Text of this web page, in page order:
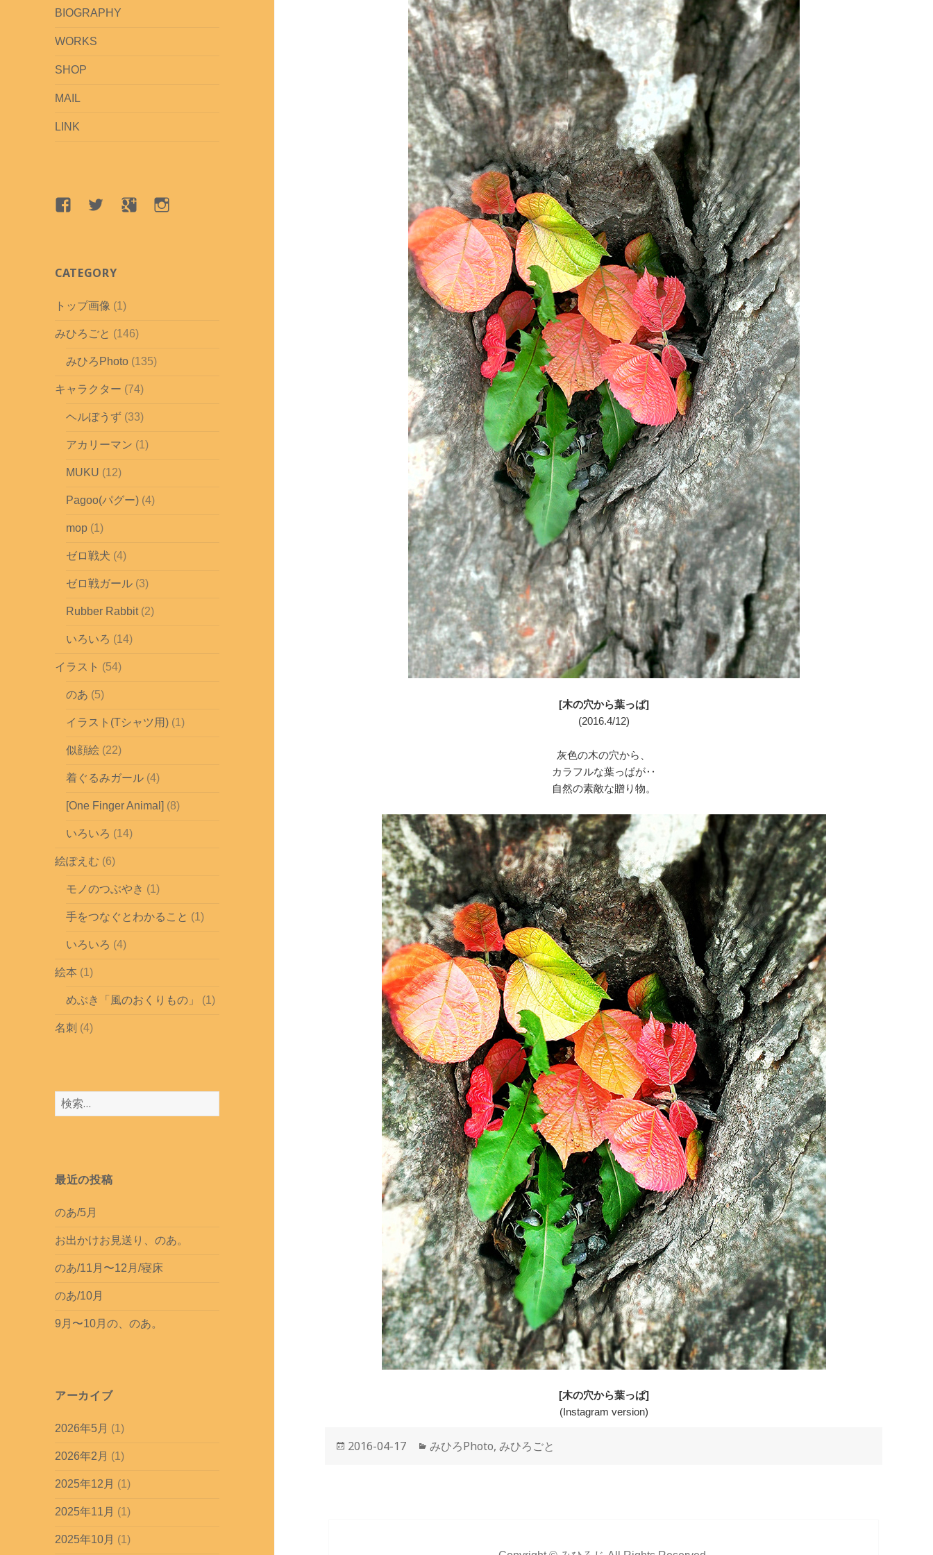
BIOGRAPHY
WORKS
SHOP
MAIL
LINK
FacebookTwitter google+Instagram
CATEGORY
トップ画像 (1)
みひろごと (146)
みひろPhoto (135)
キャラクター (74)
ヘルぼうず (33)
アカリーマン (1)
MUKU (12)
Pagoo(パグー) (4)
mop (1)
ゼロ戦犬 (4)
ゼロ戦ガール (3)
Rubber Rabbit(2)
いろいろ (14)
イラスト (54)
のあ (5)
イラスト(Tシャツ用) (1)
似顔絵 (22)
着ぐるみガール (4)
[One Finger Animal] (8)
いろいろ (14)
絵ぽえむ (6)
モノのつぶやき (1)
手をつなぐとわかること (1)
いろいろ (4)
絵本 (1)
めぶき「風のおくりもの」 (1)
名刺 (4)
検
索
最近の投稿
のあ/5月
お出かけお見送り、のあ。
のあ/11月〜12月/寝床
のあ/10月
9月〜10月の、のあ。
アーカイブ
2026年5月 (1)
2026年2月 (1)
2025年12月 (1)
2025年11月 (1)
2025年10月 (1)
[木の穴から葉っぱ]
(2016.4/12)
灰色の木の穴から、
カラフルな葉っぱが‥
自然の素敵な贈り物。
[木の穴から葉っぱ]
(Instagram version)
投
2016-04-17
カ
みひろPhoto,みひろごと